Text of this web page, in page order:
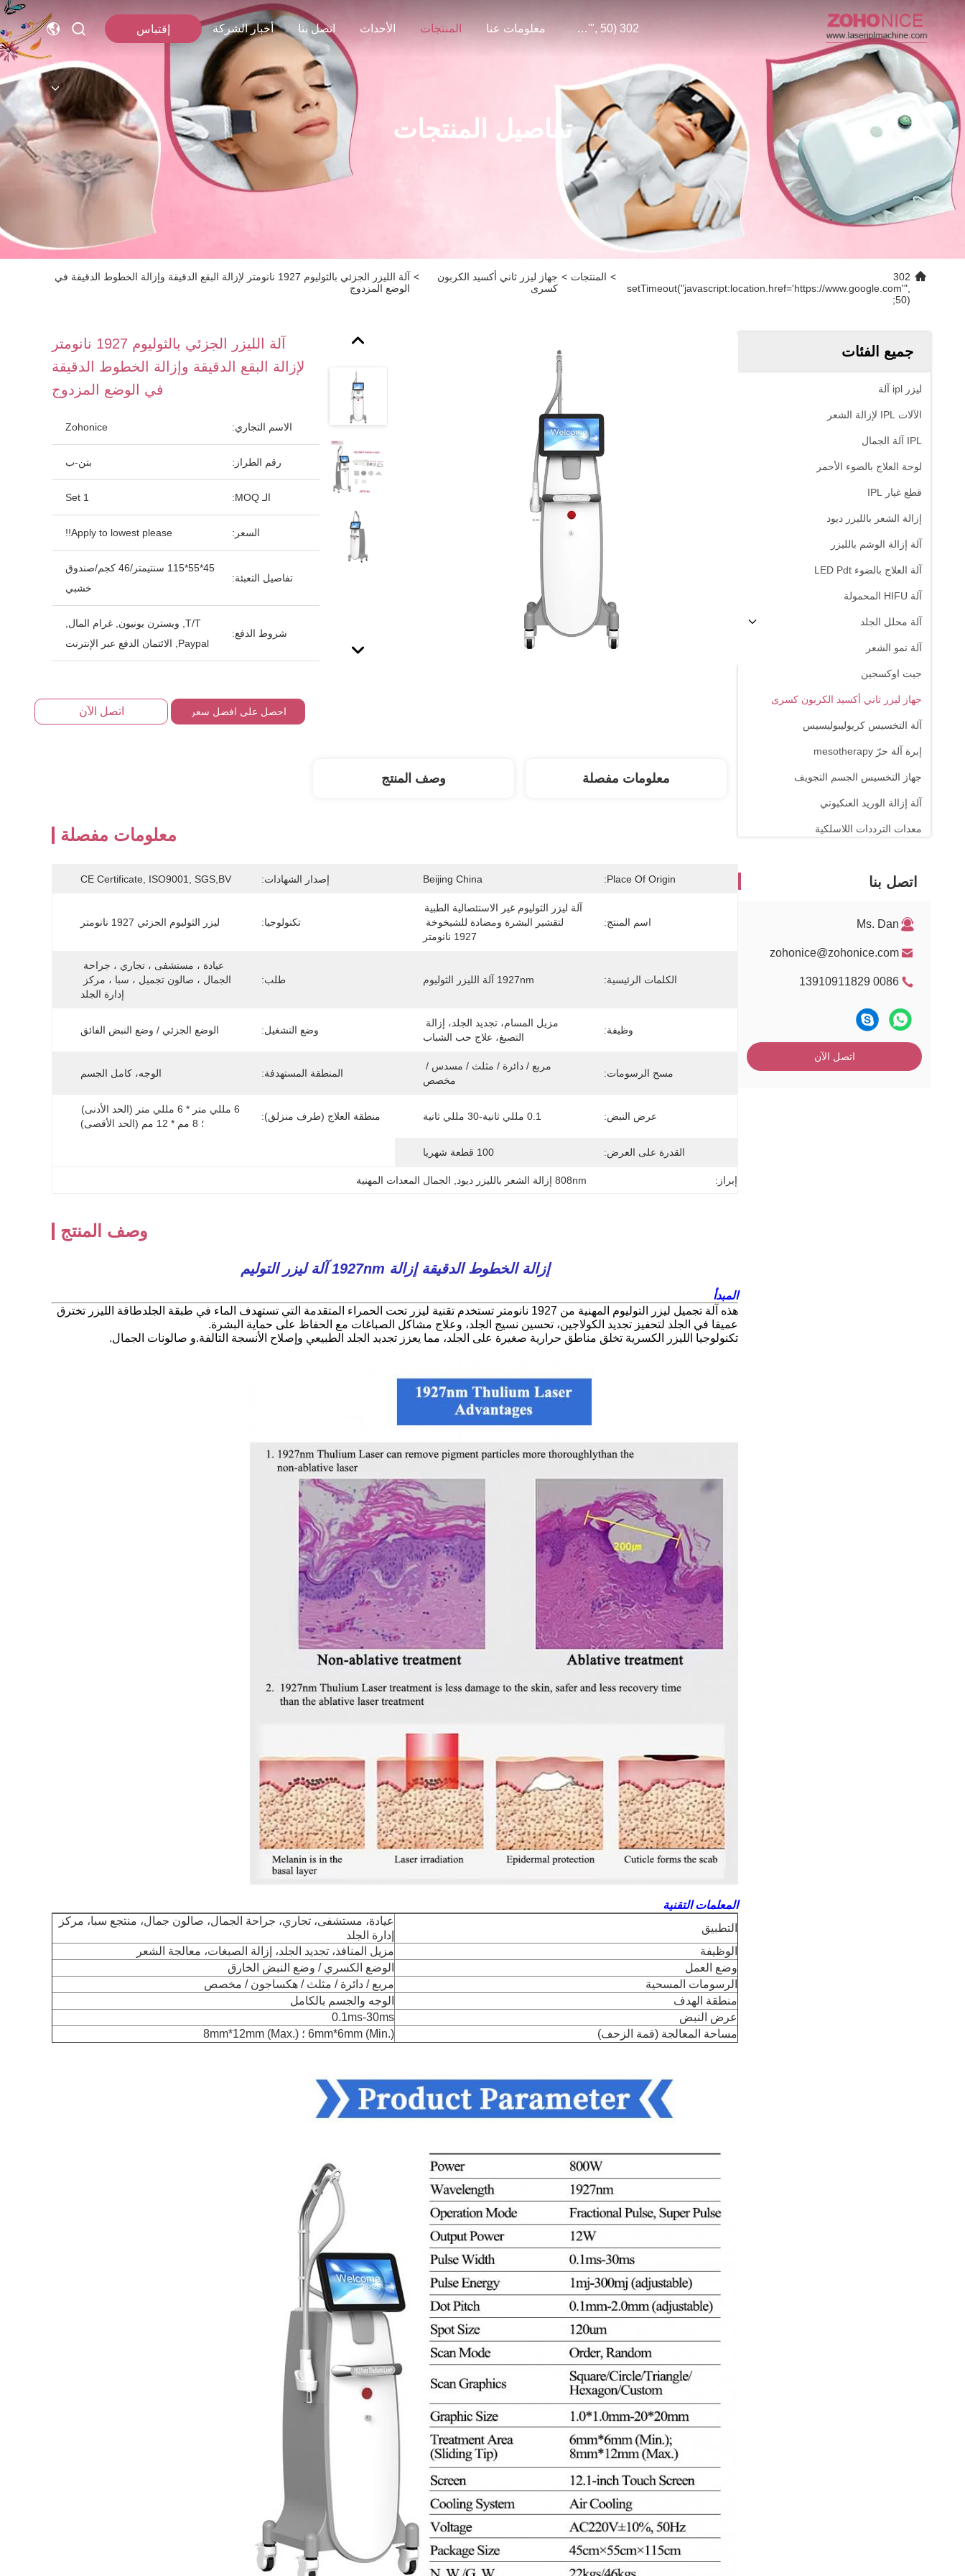
302 SetTimeout("javascript:location.href='https://www.google.com'", 50); معلومات عنا المنتجات الأحداث اتصل بنا أخبار الشركة إقتباس
تفاصيل المنتجات
302
setTimeout("javascript:location.href='https://www.google.com'",
50);
> المنتجات > جهاز ليزر ثاني أكسيد الكربون
كسرى
>
آلة الليزر الجزئي بالثوليوم 1927 نانومتر لإزالة البقع الدقيقة وإزالة الخطوط الدقيقة في
الوضع المزدوج
جميع الفئات
ليزر ipl آلة
الآلات IPL لإزالة الشعر
IPL آلة الجمال
لوحة العلاج بالضوء الأحمر
قطع غيار IPL
إزالة الشعر بالليزر ديود
آلة إزالة الوشم بالليزر
آلة العلاج بالضوء LED Pdt
آلة HIFU المحمولة
آلة محلل الجلد
آلة نمو الشعر
جيت اوكسجين
جهاز ليزر ثاني أكسيد الكربون كسرى
آلة التخسيس كريوليبوليسيس
إبرة آلة حرّ mesotherapy
جهاز التخسيس الجسم التجويف
آلة إزالة الوريد العنكبوتي
معدات الترددات اللاسلكية
ليزر 1470nm
اتصل بنا
Ms. Dan
zohonice@zohonice.com
0086 13910911829
اتصل الآن
آلة الليزر الجزئي بالثوليوم 1927 نانومتر
لإزالة البقع الدقيقة وإزالة الخطوط الدقيقة
في الوضع المزدوج
الاسم التجاري: Zohonice
رقم الطراز: بتن-ب
الـ MOQ: 1 Set
السعر: Apply to lowest please!!
تفاصيل التعبئة:
45*55*115 سنتيمتر/46 كجم/صندوق
خشبي
شروط الدفع:
T/T, ويسترن يونيون, غرام المال,
Paypal, الائتمان الدفع عبر الإنترنت
احصل على افضل سعر اتصل الآن
معلومات مفصلة وصف المنتج
معلومات مفصلة
Place Of Origin:
Beijing China إصدار الشهادات: CE Certificate, ISO9001, SGS,BV
اسم المنتج:
1927 نانومتر
تكنولوجيا: ليزر الثوليوم الجزئي 1927 نانومتر
الكلمات الرئيسية: 1927nm آلة الليزر الثوليوم طلب:
إدارة الجلد
وظيفة:
التصبغ، علاج حب الشباب
وضع التشغيل: الوضع الجزئي / وضع النبض الفائق
مسح الرسومات:
مخصص
المنطقة المستهدفة: الوجه، كامل الجسم
عرض النبض: 0.1 مللي ثانية-30 مللي ثانية منطقة العلاج (طرف منزلق):
؛ 8 مم * 12 مم (الحد الأقصى)
القدرة على العرض: 100 قطعة شهريا
إبراز: 808nm إزالة الشعر بالليزر ديود الجمال المعدات المهنية
وصف المنتج
إزالة الخطوط الدقيقة إزالة 1927nm آلة ليزر التوليم
المبدأ
هذه آلة تجميل ليزر التوليوم المهنية من 1927 نانومتر تستخدم تقنية ليزر تحت الحمراء المتقدمة التي تستهدف الماء في طبقة الجلدطاقة الليزر تخترق
عميقا في الجلد لتحفيز تجديد الكولاجين، تحسين نسيج الجلد، وعلاج مشاكل الصباغات مع الحفاظ على حماية البشرة.
تكنولوجيا الليزر الكسرية تخلق مناطق حرارية صغيرة على الجلد، مما يعزز تجديد الجلد الطبيعي وإصلاح الأنسجة التالفة.و صالونات الجمال.
المعلمات التقنية
التطبيق
عيادة، مستشفى، تجاري، جراحة الجمال، صالون جمال، منتجع سبا، مركز
إدارة الجلد
الوظيفة
مزيل المنافذ، تجديد الجلد، إزالة الصبغات، معالجة الشعر
وضع العمل
الوضع الكسري / وضع النبض الخارق
الرسومات المسحية
مربع / دائرة / مثلث / هكساجون / مخصص
منطقة الهدف
الوجه والجسم بالكامل
عرض النبض
0.1ms-30ms
مساحة المعالجة (قمة الزحف)
6mm*6mm (Min.) ؛ 8mm*12mm (Max.)